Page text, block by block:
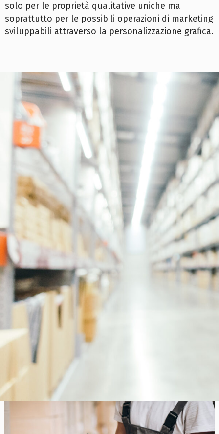
solo per le proprietà qualitative uniche ma
soprattutto per le possibili operazioni di marketing
sviluppabili attraverso la personalizzazione grafica.